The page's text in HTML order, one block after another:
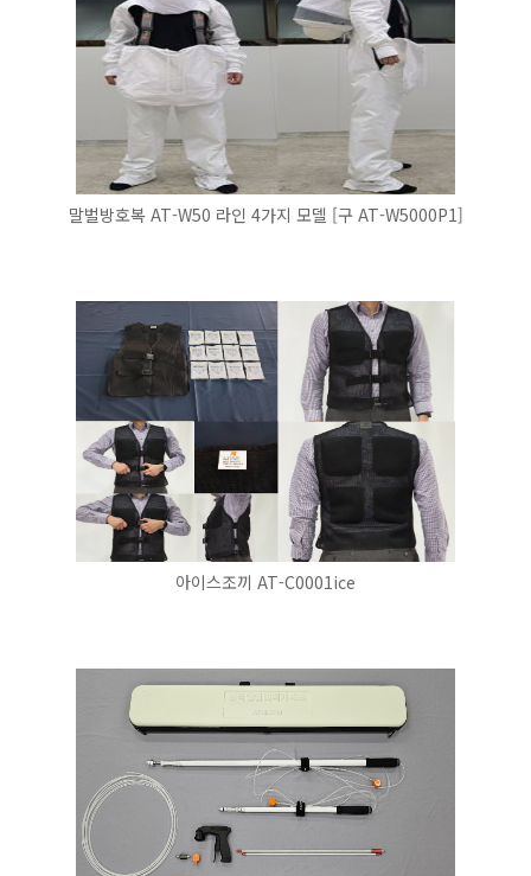
말벌방호복 AT-W50 라인 4가지 모델 [구 AT-W5000P1]
아이스조끼 AT-C0001ice